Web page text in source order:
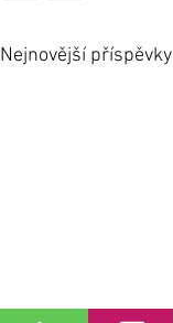
Nejnovější příspěvky